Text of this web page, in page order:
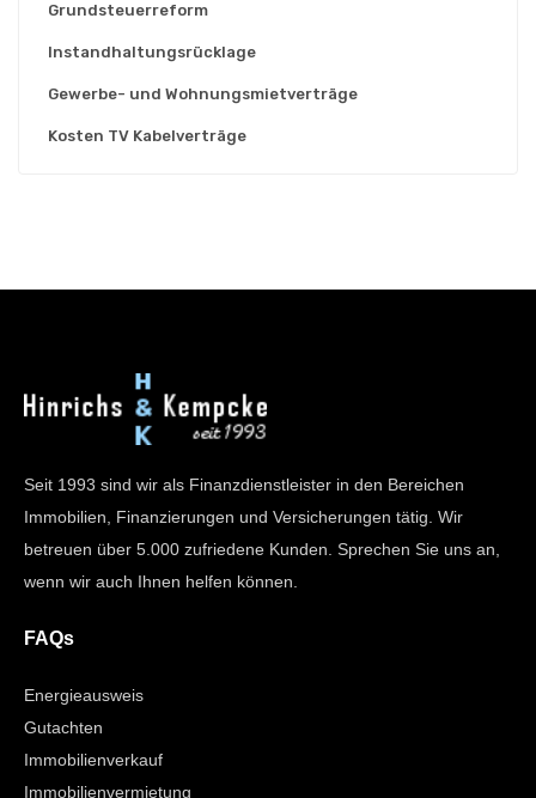
Grundsteuerreform
Instandhaltungsrücklage
Gewerbe- und Wohnungsmietverträge
Kosten TV Kabelverträge
Seit 1993 sind wir als Finanzdienstleister in den Bereichen
Immobilien, Finanzierungen und Versicherungen tätig. Wir
betreuen über 5.000 zufriedene Kunden. Sprechen Sie uns an,
wenn wir auch Ihnen helfen können.
FAQs
Energieausweis
Gutachten
Immobilienverkauf
Immobilienvermietung